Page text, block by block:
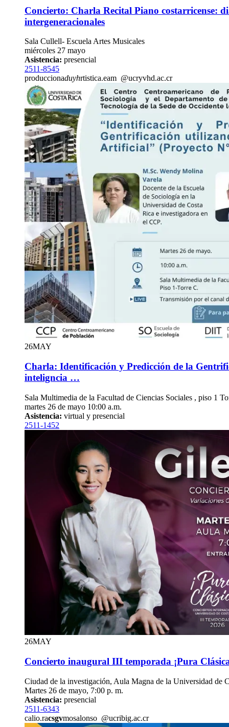
Concierto: Charla Recital Piano costarricense:
intergeneracionales
Sala Cullell- Escuela Artes Musicales
miércoles 27 mayo
Asistencia: presencial
2511-8545
produccionaduyhrtistica.eam @ucryvhd.ac.cr
26MAY
Charla: Identificación y Predicción de la
inteligncia …
Sala Multimedia de la Facultad de Ciencias Sociales , piso 1
martes 26 de mayo 10:00 a.m.
Asistencia: virtual y presencial
2511-1452
26MAY
Concierto inaugural III temporada ¡Pura
Ciudad de la investigación, Aula Magna de la Universidad de
Martes 26 de mayo, 7:00 p. m.
Asistencia: presencial
2511-6343
calio.racsgvmosalonso @ucribig.ac.cr